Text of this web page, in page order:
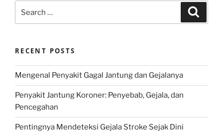
for:
RECENT POSTS
Mengenal Penyakit Gagal Jantung dan Gejalanya
Penyakit Jantung Koroner: Penyebab, Gejala, dan
Pencegahan
Pentingnya Mendeteksi Gejala Stroke Sejak Dini